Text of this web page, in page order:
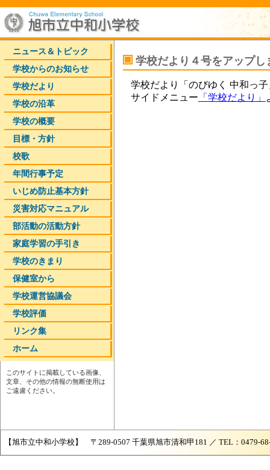
ニュース＆トピック
学校からのお知らせ
学校だより
学校の沿革
学校の概要
目標・方針
校歌
年間行事予定
いじめ防止基本方針
災害対応マニュアル
部活動の活動方針
家庭学習の手引き
学校のきまり
保健室から
学校運営協議会
学校評価
リンク集
ホーム
このサイトに掲載している画像、
文章、その他の情報の無断使用は
ご遠慮ください。
学校だより４号をアップし
学校だより「のびゆく 中和っ
サイドメニュー 「学校だより」
【旭市立中和小学校】 〒289-0507 千葉県旭市清和甲181 ／ TEL：0479-